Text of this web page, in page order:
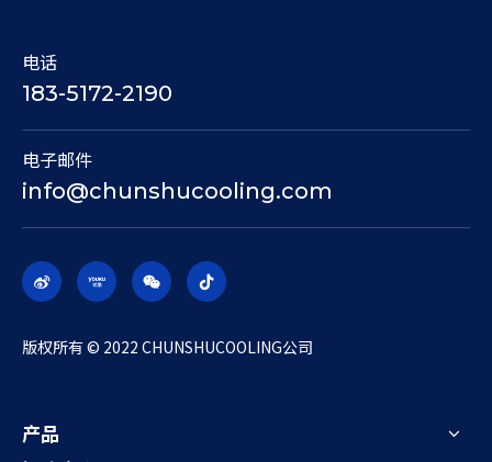
电话
183-5172-2190
电子邮件
info@chunshucooling.com
​版权所有 © 2022 CHUNSHUCOOLING公司
产品